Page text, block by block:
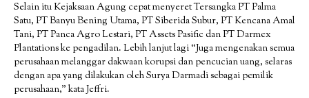
Selain itu Kejaksaan Agung cepat menyeret Tersangka PT Palma
Satu, PT Banyu Bening Utama, PT Siberida Subur, PT Kencana Amal
Tani, PT Panca Agro Lestari, PT Assets Pasific dan PT Darmex
Plantations ke pengadilan. Lebih lanjut lagi “Juga mengenakan semua
perusahaan melanggar dakwaan korupsi dan pencucian uang, selaras
dengan apa yang dilakukan oleh Surya Darmadi sebagai pemilik
perusahaan,” kata Jeffri.